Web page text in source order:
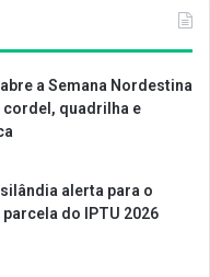
a Semana Nordestina
quadrilha e
alerta para o
do IPTU 2026